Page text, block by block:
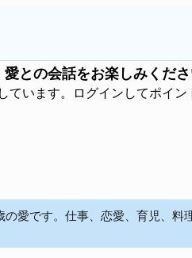
愛との会話をお楽しみくだ
ています。ログインしてポイン
愛です。仕事、恋愛、育児、